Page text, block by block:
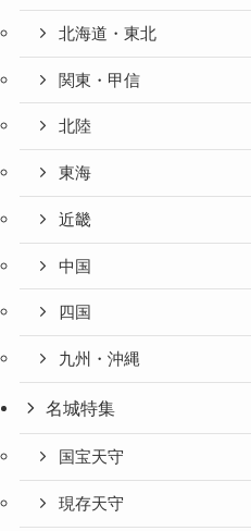
北海道・東北
関東・甲信
北陸
東海
近畿
中国
四国
九州・沖縄
名城特集
国宝天守
現存天守